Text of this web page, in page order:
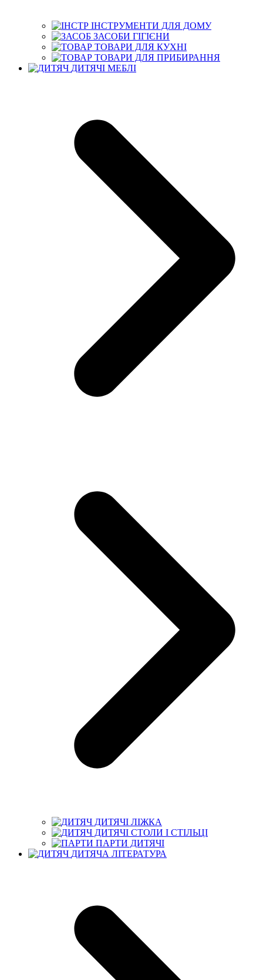
ІНСТРУМЕНТИ ДЛЯ ДОМУ
ЗАСОБИ ГІГІЄНИ
ТОВАРИ ДЛЯ КУХНІ
ТОВАРИ ДЛЯ ПРИБИРАННЯ
ДИТЯЧІ МЕБЛІ
ДИТЯЧІ ЛІЖКА
ДИТЯЧІ СТОЛИ І СТІЛЬЦІ
ПАРТИ ДИТЯЧІ
ДИТЯЧА ЛІТЕРАТУРА